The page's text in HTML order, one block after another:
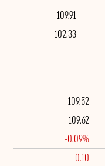
109.91
102.33
109.52
109.62
-0.09%
-0.10